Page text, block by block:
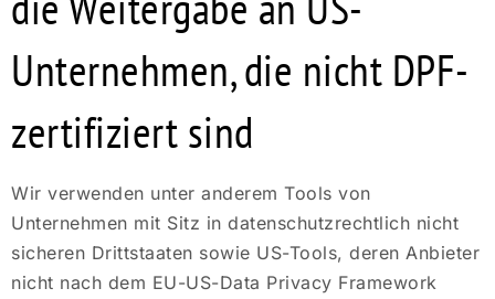
Unternehmen, die nicht DPF-
zertifiziert sind
Wir verwenden unter anderem Tools von
Unternehmen mit Sitz in datenschutzrechtlich nicht
sicheren Drittstaaten sowie US-Tools, deren Anbieter
nicht nach dem EU-US-Data Privacy Framework